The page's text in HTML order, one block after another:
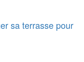
sa terrasse pour